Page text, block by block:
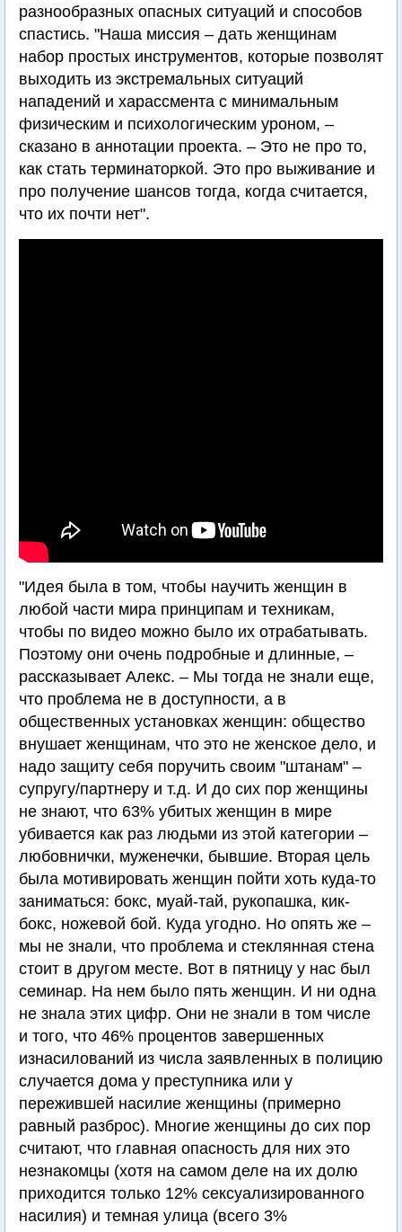
разнообразных опасных ситуаций и способов
спастись. "Наша миссия – дать женщинам
набор простых инструментов, которые позволят
выходить из экстремальных ситуаций
нападений и харассмента с минимальным
физическим и психологическим уроном, –
сказано в аннотации проекта. – Это не про то,
как стать терминаторкой. Это про выживание и
про получение шансов тогда, когда считается,
что их почти нет".
"Идея была в том, чтобы научить женщин в
любой части мира принципам и техникам,
чтобы по видео можно было их отрабатывать.
Поэтому они очень подробные и длинные, –
рассказывает Алекс. – Мы тогда не знали еще,
что проблема не в доступности, а в
общественных установках женщин: общество
внушает женщинам, что это не женское дело, и
надо защиту себя поручить своим "штанам" –
супругу/партнеру и т.д. И до сих пор женщины
не знают, что 63% убитых женщин в мире
убивается как раз людьми из этой категории –
любовнички, муженечки, бывшие. Вторая цель
была мотивировать женщин пойти хоть куда-то
заниматься: бокс, муай-тай, рукопашка, кик-
бокс, ножевой бой. Куда угодно. Но опять же –
мы не знали, что проблема и стеклянная стена
стоит в другом месте. Вот в пятницу у нас был
семинар. На нем было пять женщин. И ни одна
не знала этих цифр. Они не знали в том числе
и того, что 46% процентов завершенных
изнасилований из числа заявленных в полицию
случается дома у преступника или у
пережившей насилие женщины (примерно
равный разброс). Многие женщины до сих пор
считают, что главная опасность для них это
незнакомцы (хотя на самом деле на их долю
приходится только 12% сексуализированного
насилия) и темная улица (всего 3%